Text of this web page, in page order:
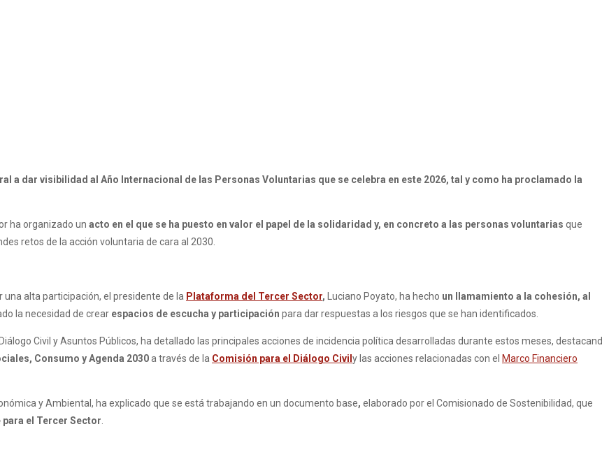
a dar visibilidad al Año Internacional de las Personas Voluntarias que se celebra en este 2026, tal y como ha proclamado la
ha organizado un acto en el que se ha puesto en valor el papel de la solidaridad y, en concreto a las personas voluntarias que
retos de la acción voluntaria de cara al 2030.
alta participación, el presidente de la Plataforma del Tercer Sector, Luciano Poyato, ha hecho un llamamiento a la cohesión, al
la necesidad de crear espacios de escucha y participación para dar respuestas a los riesgos que se han identificados.
Civil y Asuntos Públicos, ha detallado las principales acciones de incidencia política desarrolladas durante estos meses,
Consumo y Agenda 2030a través de la Comisión para el Diálogo Civil y las acciones relacionadas con el Marco Financiero
y Ambiental, ha explicado que se está trabajando en un documento base, elaborado por el Comisionado de Sostenibilidad, que
el Tercer Sector.